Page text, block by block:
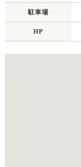
駐車場
HP